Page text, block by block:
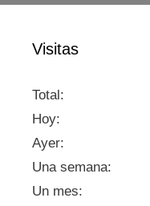
Visitas
Total:
Hoy:
Ayer:
Una semana:
Un mes: